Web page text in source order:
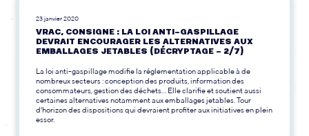
23 janvier 2020
VRAC, CONSIGNE : LA LOI ANTI-GASPILLAGE
DEVRAIT ENCOURAGER LES ALTERNATIVES AUX
EMBALLAGES JETABLES (DÉCRYPTAGE – 2/7)
La loi anti-gaspillage modifie la réglementation applicable à de
nombreux secteurs : conception des produits, information des
consommateurs, gestion des déchets... Elle clarifie et soutient aussi
certaines alternatives notamment aux emballages jetables. Tour
d'horizon des dispositions qui devraient profiter aux initiatives en plein
essor.